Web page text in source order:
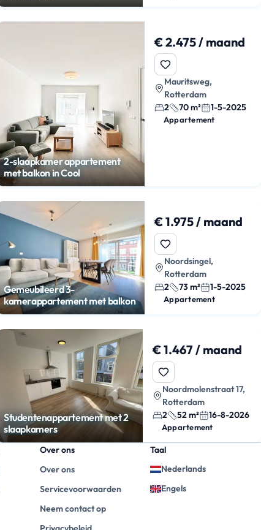
2-slaapkamer appartement
met balkon in Cool
€ 2.475 / maand
Mauritsweg,
Rotterdam
2
70 m² 1-5-2025
Appartement
Gemeubileerd 3-
kamerappartement met balkon
€ 1.975 / maand
Noordsingel,
Rotterdam
2
73 m² 1-5-2025
Appartement
Studentenappartement met 2
slaapkamers
€ 1.467 / maand
Noordmolenstraat 17,
Rotterdam
2
52 m² 16-8-2026
Appartement
Over ons
Over ons
Servicevoorwaarden
Neem contact op
Taal
Nederlands
Engels